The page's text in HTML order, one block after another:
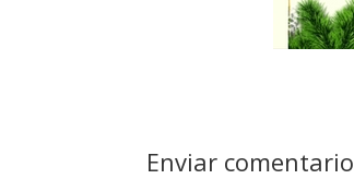
Enviar comentario